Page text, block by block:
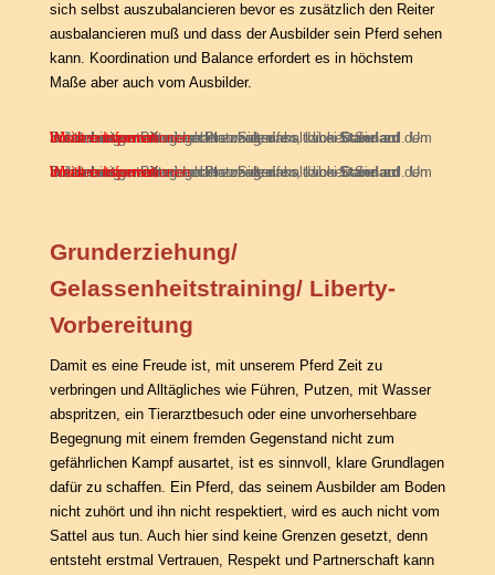
sich selbst auszubalancieren bevor es zusätzlich den Reiter
ausbalancieren muß und dass der Ausbilder sein Pferd sehen
kann. Koordination und Balance erfordert es in höchstem
Maße aber auch vom Ausbilder.
Sie sehen gerade einen Platzhalterinhalt vonStandard
. Um auf den eigentlichen Inhalt zuzugreifen, klicken Sie auf den Button unten. Bitte beachten Sie, dass dabei Daten an Drittanbieter weitergegeben werden.
Inhalt entsperren
Weitere Informationen
Sie sehen gerade einen Platzhalterinhalt vonStandard
. Um auf den eigentlichen Inhalt zuzugreifen, klicken Sie auf den Button unten. Bitte beachten Sie, dass dabei Daten an Drittanbieter weitergegeben werden.
Inhalt entsperren
Weitere Informationen
Grunderziehung/
Gelassenheitstraining/ Liberty-
Vorbereitung
Damit es eine Freude ist, mit unserem Pferd Zeit zu
verbringen und Alltägliches wie Führen, Putzen, mit Wasser
abspritzen, ein Tierarztbesuch oder eine unvorhersehbare
Begegnung mit einem fremden Gegenstand nicht zum
gefährlichen Kampf ausartet, ist es sinnvoll, klare Grundlagen
dafür zu schaffen. Ein Pferd, das seinem Ausbilder am Boden
nicht zuhört und ihn nicht respektiert, wird es auch nicht vom
Sattel aus tun. Auch hier sind keine Grenzen gesetzt, denn
entsteht erstmal Vertrauen, Respekt und Partnerschaft kann